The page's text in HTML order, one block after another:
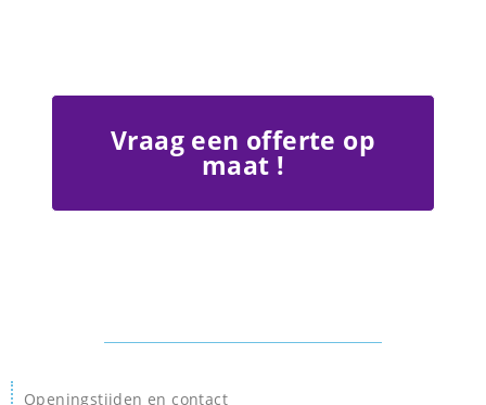
Vraag een offerte op
maat !
Openingstijden en contact